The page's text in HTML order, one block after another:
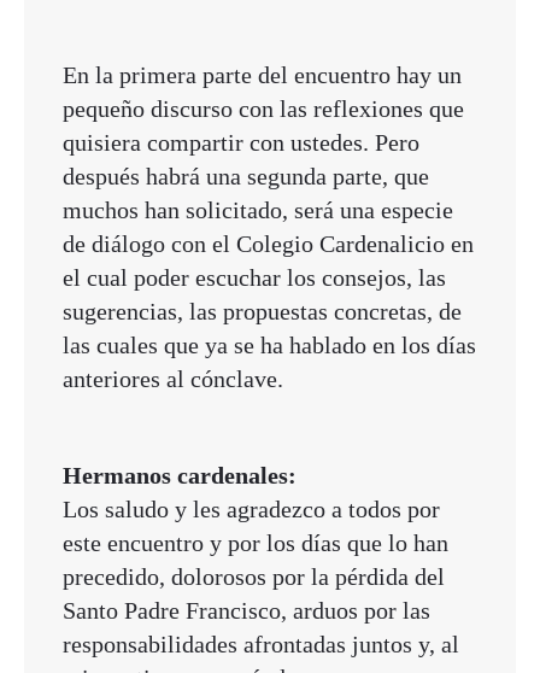
En la primera parte del encuentro hay un
pequeño discurso con las reflexiones que
quisiera compartir con ustedes. Pero
después habrá una segunda parte, que
muchos han solicitado, será una especie
de diálogo con el Colegio Cardenalicio en
el cual poder escuchar los consejos, las
sugerencias, las propuestas concretas, de
las cuales que ya se ha hablado en los días
anteriores al cónclave.
Hermanos cardenales:
Los saludo y les agradezco a todos por
este encuentro y por los días que lo han
precedido, dolorosos por la pérdida del
Santo Padre Francisco, arduos por las
responsabilidades afrontadas juntos y, al